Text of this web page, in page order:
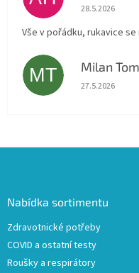
Hodnocení
28.5.2026
Vše v pořádku, rukavice
MT Milan
Hodnocení
27.5.2026
Nabídka sortimentu
Zdravotnické potřeby
COVID a ostatní testy
Roušky a respirátory